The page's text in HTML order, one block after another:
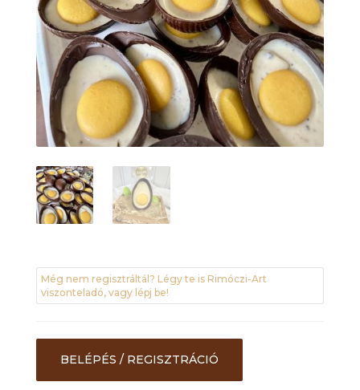
Még nem regisztráltál? Légy te is Rimóczi-Art
viszonteladó, vagy lépj be!
BELÉPÉS / REGISZTRÁCIÓ